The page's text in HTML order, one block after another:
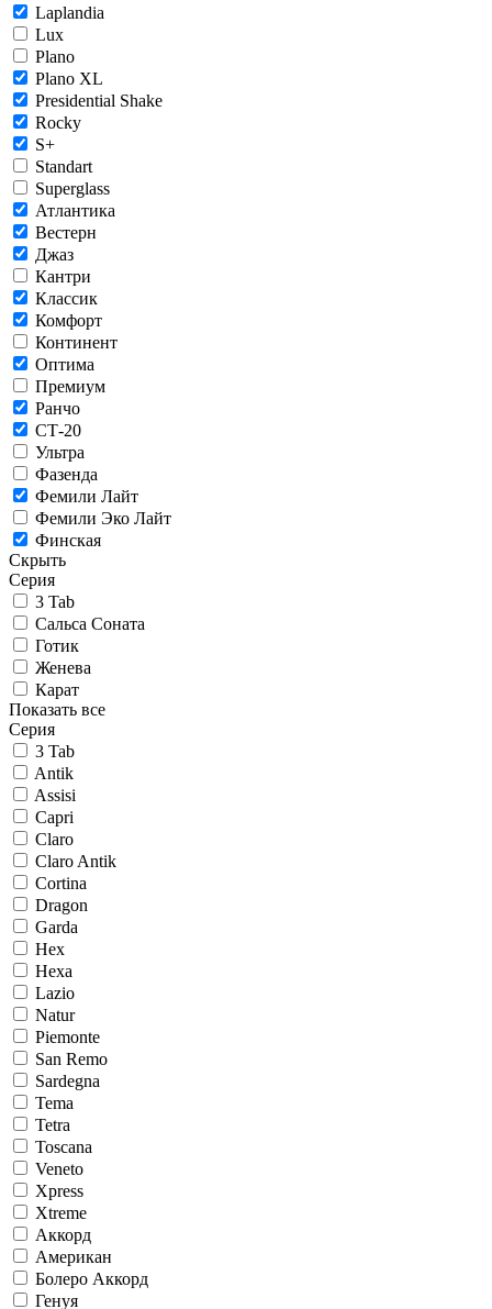
Laplandia
Lux
Plano
Plano XL
Presidential Shake
Rocky
S+
Standart
Superglass
Атлантика
Вестерн
Джаз
Кантри
Классик
Комфорт
Континент
Оптима
Премиум
Ранчо
СТ-20
Ультра
Фазенда
Фемили Лайт
Фемили Эко Лайт
Финская
Скрыть
Серия
3 Tab
Сальса Соната
Готик
Женева
Карат
Показать все
Серия
3 Tab
Antik
Assisi
Capri
Claro
Claro Antik
Cortina
Dragon
Garda
Hex
Hexa
Lazio
Natur
Piemonte
San Remo
Sardegna
Tema
Tetra
Toscana
Veneto
Xpress
Xtreme
Аккорд
Американ
Болеро Аккорд
Генуя